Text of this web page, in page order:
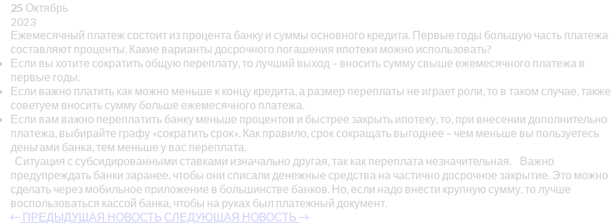
25 Октябрь
2023
Ежемесячный платеж состоит из процента банку и суммы основного кредита. Первые годы большую часть платежа
составляют проценты. Какие варианты досрочного погашения ипотеки можно использовать?
Если вы хотите сократить общую переплату, то лучший выход – вносить сумму свыше ежемесячного платежа в
первые годы.
Если важно платить как можно меньше к концу кредита, а размер переплаты не играет роли, то в таком случае, также
советуем вносить сумму больше ежемесячного платежа.
Если вам важно переплатить банку меньше процентов и быстрее закрыть ипотеку, то, при внесении дополнительно
платежа, выбирайте графу «сократить срок». Как правило, срок сокращать выгоднее – чем меньше вы пользуетесь
деньгами банка, тем меньше у вас переплата.
Ситуация с субсидированными ставками изначально другая, так как переплата незначительная.
Важно
предупреждать банки заранее, чтобы они списали денежные средства на частично досрочное закрытие. Это можно
сделать через мобильное приложение в большинстве банков. Но, если надо внести крупную сумму, то лучше
воспользоваться кассой банка, чтобы на руках был платежный документ.
ПРЕДЫДУЩАЯ НОВОСТЬ СЛЕДУЮЩАЯ НОВОСТЬ